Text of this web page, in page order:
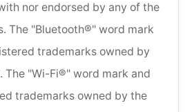
nor endorsed by any of the
The "Bluetooth®" word mark
trademarks owned by
The "Wi-Fi®" word mark and
trademarks owned by the